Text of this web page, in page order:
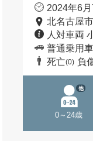
2024年6
北名古屋
人対車両
普通乗用車
死亡(0) 負
0～24歳
他